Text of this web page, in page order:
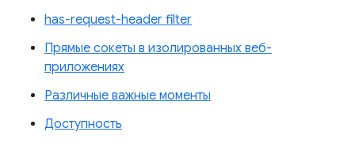
has-request-header filter
Прямые сокеты в изолированных веб-
приложениях
Различные важные моменты
Доступность